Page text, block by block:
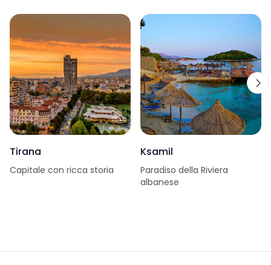
Tirana
Capitale con ricca storia
Ksamil
Paradiso della Riviera
albanese